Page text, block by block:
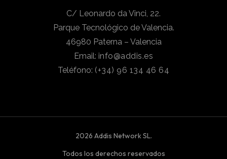
C/ Leonardo da Vinci, 22.
Parque Tecnológico de Valencia.
46980 Paterna – Valencia
Email: info@addis.es
Teléfono: (+34) 96 134 46 64
2026 Addis Network SL.
Todos los derechos reservados